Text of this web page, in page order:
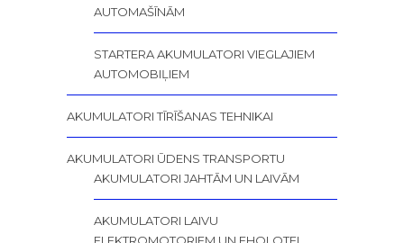
AUTOMAŠĪNĀM
STARTERA AKUMULATORI VIEGLAJIEM
AUTOMOBIĻIEM
AKUMULATORI TĪRĪŠANAS TEHNIKAI
AKUMULATORI ŪDENS TRANSPORTU
AKUMULATORI JAHTĀM UN LAIVĀM
AKUMULATORI LAIVU
ELEKTROMOTORIEM UN EHOLOTEI